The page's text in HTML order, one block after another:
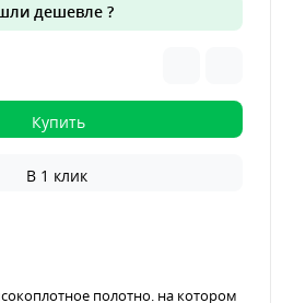
дешевле ?
Купить
В 1 клик
полотно. на котором